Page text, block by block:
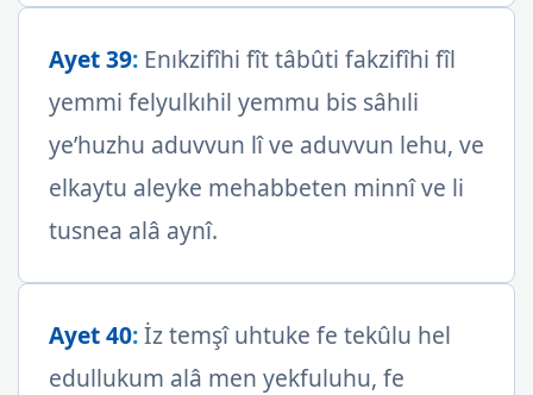
Ayet 39: Enıkzifîhi fît tâbûti fakzifîhi fîl
yemmi felyulkıhil yemmu bis sâhıli
ye’huzhu aduvvun lî ve aduvvun lehu, ve
elkaytu aleyke mehabbeten minnî ve li
tusnea alâ aynî.
Ayet 40:İz temşî uhtuke fe tekûlu hel
edullukum alâ men yekfuluhu, fe